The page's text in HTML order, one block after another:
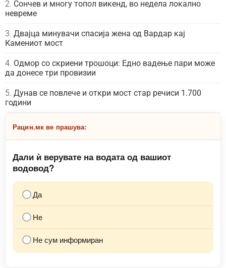
Сончев и многу топол викенд, во недела локално
невреме
Двајца минувачи спасија жена од Вардар кај
Камениот мост
Одмор со скриени трошоци: Едно вадење пари може
да донесе три провизии
Дунав се повлече и откри мост стар речиси 1.700
години
Рацин.мк ве прашува:
Дали ѝ верувате на водата од вашиот
водовод?
Да
Не
Не сум информиран